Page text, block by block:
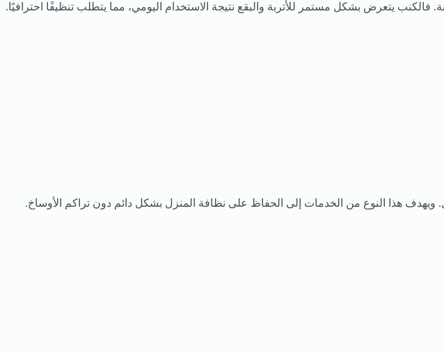
يتعرض بشكل مستمر للأتربة والبقع نتيجة الاستخدام اليومي، مما يتطلب تنظيفًا احترافيًا.
هذا النوع من الخدمات إلى الحفاظ على نظافة المنزل بشكل دائم دون تراكم الأوساخ.